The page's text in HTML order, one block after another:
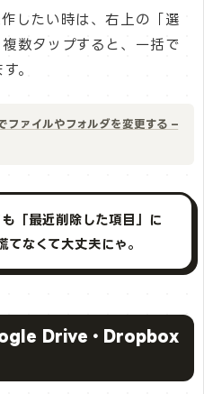
したい時は、右上の「選
数タップすると、一括で
。
ァイルやフォルダを変更する –
「最近削除した項目」に
なくて大丈夫にゃ。
Drive・Dropbox